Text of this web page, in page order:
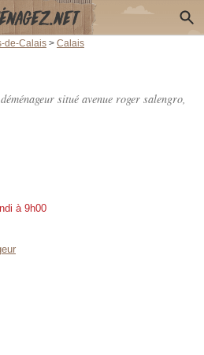
de-Calais > Calais
situé avenue roger salengro,
à 9h00